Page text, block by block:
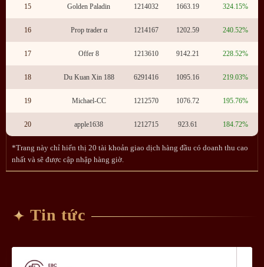
15 Golden Paladin 1214032 1663.19 324.15%
16 Prop trader α 1214167 1202.59 240.52%
17 Offer 8 1213610 9142.21 228.52%
18 Du Kuan Xin 188 6291416 1095.16 219.03%
19 Michael-CC 1212570 1076.72 195.76%
20 apple1638 1212715 923.61 184.72%
*Trang này chỉ hiển thị 20 tài khoản giao dịch hàng đầu có doanh thu cao
nhất và sẽ được cập nhập hàng giờ.
Tin tức